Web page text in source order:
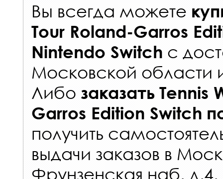
Вы всегда можете
Tour Roland-Garros
Nintendo Switch с
Московской области
Либо заказать Tennis
Garros Edition Switch
получить
выдачи заказов в
Фрунзенская наб. д.4.